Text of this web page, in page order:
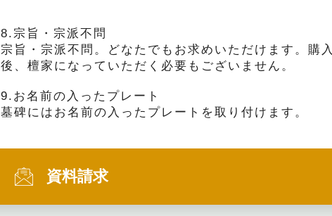
8.宗旨・宗派不問
宗旨・宗派不問。どなたでもお求めいただけます。購入
後、檀家になっていただく必要もございません。
9.お名前の入ったプレート
墓碑にはお名前の入ったプレートを取り付けます。
資料請求